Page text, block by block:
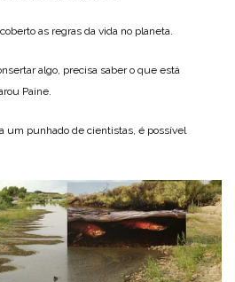
as regras da vida no planeta.
algo, precisa saber o que está
Paine.
um punhado de cientistas, é possível